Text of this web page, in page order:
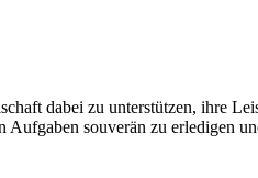
dabei zu unterstützen, ihre
souverän zu erledigen